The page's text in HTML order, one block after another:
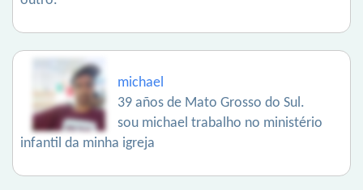
michael
39 años de Mato Grosso do Sul.
sou michael trabalho no ministério
infantil da minha igreja